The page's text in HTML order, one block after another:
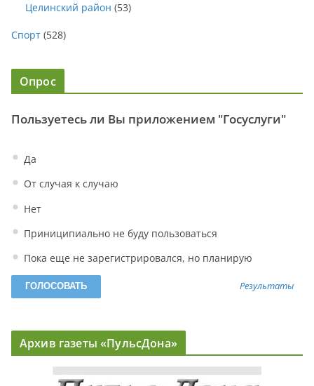
Целинский район (53)
Спорт (528)
Опрос
Пользуетесь ли Вы приложением "Госуслуги"
Да
От случая к случаю
Нет
Приниципиально не буду пользоваться
Пока еще не зарегистрировался, но планирую
Результаты
Архив газеты «ПульсДона»